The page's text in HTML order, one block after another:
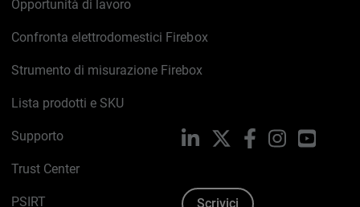
Opportunità di lavoro
Confronta elettrodomestici Firebox
Strumento di misurazione Firebox
Lista prodotti e SKU
Supporto
Trust Center
PSIRT
LinkedIn FacebookInstagram
Scrivici